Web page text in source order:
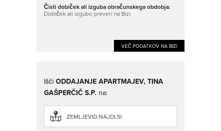
Čisti dobiček ali izguba obračunskega obdobja:
Dobiček ali izgubo preveri na Bizi
VEČ PODATKOV NA BIZI
Išči ODDAJANJE APARTMAJEV, TINA
GAŠPERČIČ S.P. na:
ZEMLJEVID.NAJDI.SI